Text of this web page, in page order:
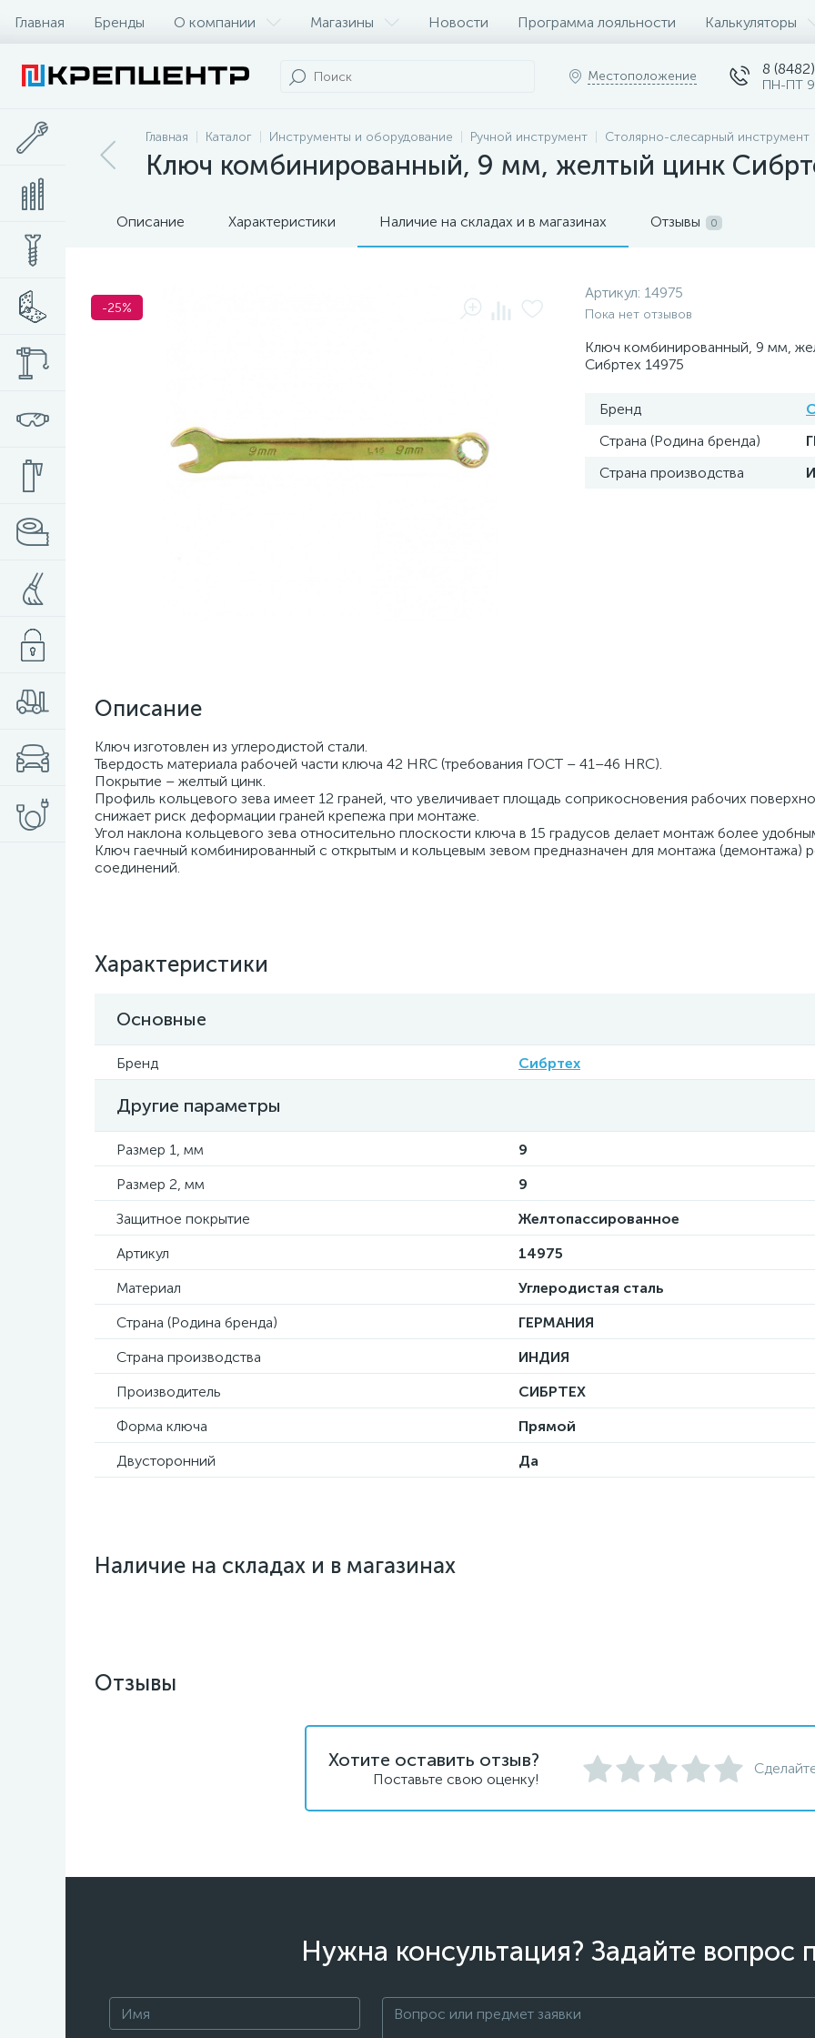
Главная Бренды О компании Магазины Новости Программа лояльности Калькуляторы
Местоположение 8 (8482)
ПН-ПТ
Главная Каталог Инструменты и оборудование Ручной инструмент Столярно-слесарный инструмент
Ключ комбинированный, 9 мм, желтый цинк
Описание Характеристики Наличие на складах и в магазинах Отзывы 0
-25%
Артикул: 14975
Пока нет отзывов
Ключ комбинированный, 9 мм,
Сибртех 14975
Бренд
Страна (Родина бренда)
Страна производства
Описание
Ключ изготовлен из углеродистой стали.
Твердость материала рабочей части ключа 42 HRC (требования ГОСТ – 41–46 HRC).
Покрытие – желтый цинк.
Профиль кольцевого зева имеет 12 граней, что увеличивает площадь соприкосновения рабочих
снижает риск деформации граней крепежа при монтаже.
Угол наклона кольцевого зева относительно плоскости ключа в 15 градусов делает монтаж более
Ключ гаечный комбинированный с открытым и кольцевым зевом предназначен для монтажа (демонтажа)
соединений.
Характеристики
Основные
Бренд Сибртех
Другие параметры
Размер 1, мм
9
Размер 2, мм
9
Защитное покрытие
Желтопассированное
Артикул
14975
Материал
Углеродистая сталь
Страна (Родина бренда)
ГЕРМАНИЯ
Страна производства
ИНДИЯ
Производитель
СИБРТЕХ
Форма ключа
Прямой
Двусторонний
Да
Наличие на складах и в магазинах
Отзывы
Хотите оставить отзыв?
Поставьте свою оценку!
Нужна консультация? Задайте вопрос